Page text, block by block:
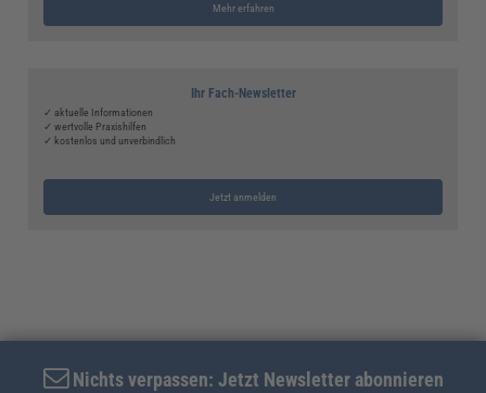
Mehr erfahren
Ihr Fach-Newsletter
✓ aktuelle Informationen
✓ wertvolle Praxishilfen
✓ kostenlos und unverbindlich
Jetzt anmelden
Nichts verpassen: Jetzt Newsletter abonnieren